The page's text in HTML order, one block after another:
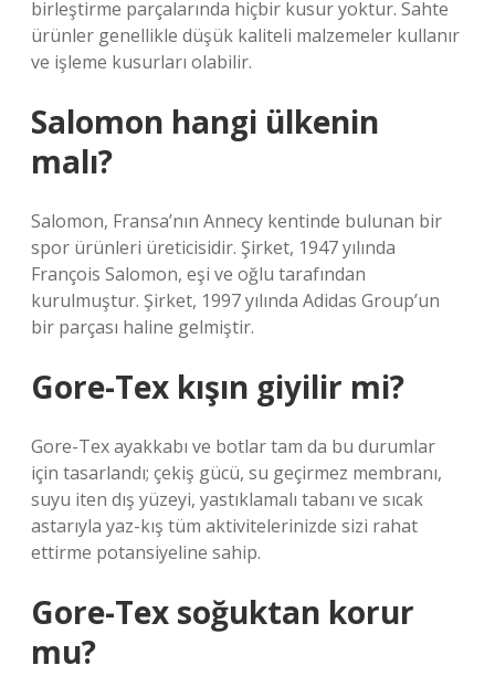
birleştirme parçalarında hiçbir kusur yoktur. Sahte
ürünler genellikle düşük kaliteli malzemeler kullanır
ve işleme kusurları olabilir.
Salomon hangi ülkenin
malı?
Salomon, Fransa’nın Annecy kentinde bulunan bir
spor ürünleri üreticisidir. Şirket, 1947 yılında
François Salomon, eşi ve oğlu tarafından
kurulmuştur. Şirket, 1997 yılında Adidas Group’un
bir parçası haline gelmiştir.
Gore-Tex kışın giyilir mi?
Gore-Tex ayakkabı ve botlar tam da bu durumlar
için tasarlandı; çekiş gücü, su geçirmez membranı,
suyu iten dış yüzeyi, yastıklamalı tabanı ve sıcak
astarıyla yaz-kış tüm aktivitelerinizde sizi rahat
ettirme potansiyeline sahip.
Gore-Tex soğuktan korur
mu?